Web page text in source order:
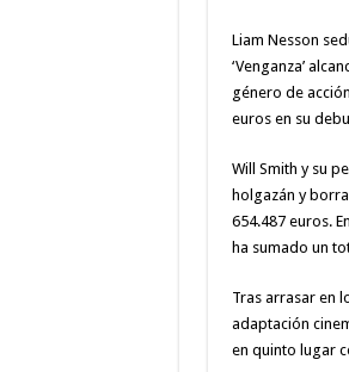
Liam Nesson
‘Venganza’
género de
euros en su
Will Smith y su
holgazán y
654.487 euros.
ha sumado un
Tras arrasar en
adaptación
en quinto lugar